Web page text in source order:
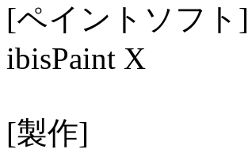
[ペイントソフト]
ibisPaint X
[製作]